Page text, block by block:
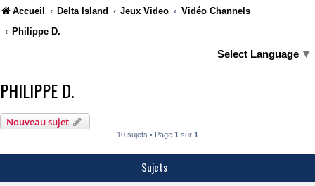
Accueil Delta Island Jeux Video
Vidéo Channels
Philippe D.
Select Language ▼
PHILIPPE D.
Nouveau sujet
10 sujets • Page 1 sur 1
Sujets